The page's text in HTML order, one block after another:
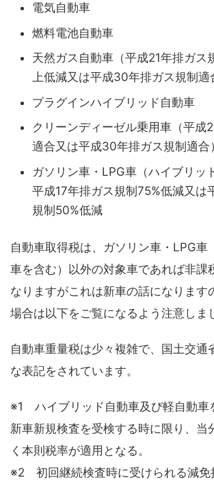
電気自動車
燃料電池自動車
天然ガス自動車（平成21年排ガス
上低減又は平成30年排ガス規制適
プラグインハイブリッド自動車
クリーンディーゼル乗用車（平成
適合又は平成30年排ガス規制適合）
ガソリン車・LPG車（ハイブリッ
平成17年排ガス規制75%低減又は
規制50%低減
自動車取得税は、ガソリン車・LPG車
車を含む）以外の対象車であれば非課
なりますがこれは新車の話になります
場合は以下をご覧になるよう注意しま
自動車重量税は少々複雑で、国土交通
な表記をされています。
※1 ハイブリッド自動車及び軽自動車
新車新規検査を受検する時に限り、当
く本則税率が適用となる。
※2 初回継続検査時に受けられる減免